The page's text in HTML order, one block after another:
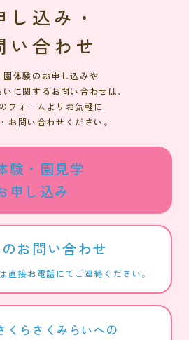
し込み・
い合わせ
園体験のお申し込みや
に関するお問い合わせは、
フォームよりお気軽に
お問い合わせください。
験・園見学
申し込み
お問い合わせ
直接お電話にてご連絡ください。
くらさくみらいへの